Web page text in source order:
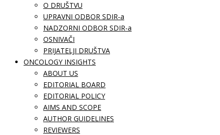
O DRUŠTVU
UPRAVNI ODBOR SDIR-a
NADZORNI ODBOR SDIR-a
OSNIVAČI
PRIJATELJI DRUŠTVA
ONCOLOGY INSIGHTS
ABOUT US
EDITORIAL BOARD
EDITORIAL POLICY
AIMS AND SCOPE
AUTHOR GUIDELINES
REVIEWERS